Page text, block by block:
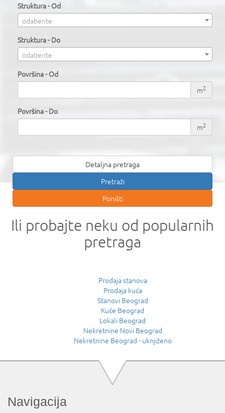
Struktura - Od
odaberite
Struktura - Do
odaberite
Površina - Od
m2
Površina - Do
m2
Detaljna pretraga
Ili probajte neku od popularnih
pretraga
Prodaja stanova
Prodaja kuća
Stanovi Beograd
Kuće Beograd
Lokali Beograd
Nekretnine Novi Beograd
Nekretnine Beograd - uknjiženo
Navigacija